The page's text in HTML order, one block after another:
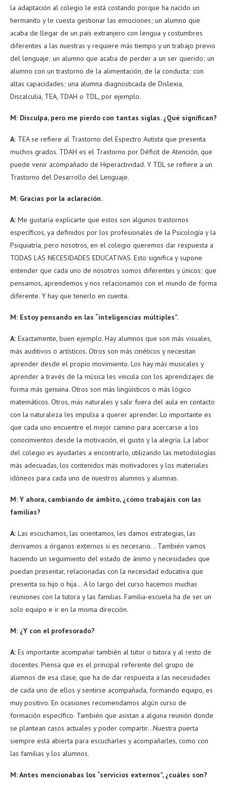
la adaptación al colegio le está costando porque ha nacido un
hermanito y le cuesta gestionar las emociones; un alumno que
acaba de llegar de un país extranjero con lengua y costumbres
diferentes a las nuestras y requiere más tiempo y un trabajo previo
del lenguaje; un alumno que acaba de perder a un ser querido; un
alumno con un trastorno de la alimentación, de la conducta; con
altas capacidades; una alumna diagnosticada de Dislexia,
Discalculia, TEA, TDAH o TDL, por ejemplo.
M: Disculpa, pero me pierdo con tantas siglas. ¿Qué significan?
A: TEA se refiere al Trastorno del Espectro Autista que presenta
muchos grados. TDAH es el Trastorno por Déficit de Atención, que
puede venir acompañado de Hiperactividad. Y TDL se refiere a un
Trastorno del Desarrollo del Lenguaje.
M: Gracias por la aclaración.
A: Me gustaría explicarte que estos son algunos trastornos
específicos, ya definidos por los profesionales de la Psicología y la
Psiquiatría, pero nosotros, en el colegio queremos dar respuesta a
TODAS LAS NECESIDADES EDUCATIVAS. Esto significa y supone
entender que cada uno de nosotros somos diferentes y únicos; que
pensamos, aprendemos y nos relacionamos con el mundo de forma
diferente. Y hay que tenerlo en cuenta.
M: Estoy pensando en las “inteligencias múltiples”.
A: Exactamente, buen ejemplo. Hay alumnos que son más visuales,
más auditivos o artísticos. Otros son más cinéticos y necesitan
aprender desde el propio movimiento. Los hay más musicales y
aprender a través de la música les vincula con los aprendizajes de
forma más genuina. Otros son más lingüísticos o más lógico
matemáticos. Otros, más naturales y salir fuera del aula en contacto
con la naturaleza les impulsa a querer aprender. Lo importante es
que cada uno encuentre el mejor camino para acercarse a los
conocimientos desde la motivación, el gusto y la alegría. La labor
del colegio es ayudarles a encontrarlo, utilizando las metodologías
más adecuadas, los contenidos más motivadores y los materiales
idóneos para cada uno de nuestros alumnos y alumnas.
M: Y ahora, cambiando de ámbito, ¿cómo trabajáis con las
familias?
A: Las escuchamos, las orientamos, les damos estrategias, las
derivamos a órganos externos si es necesario… También vamos
haciendo un seguimiento del estado de ánimo y necesidades que
puedan presentar, relacionadas con la necesidad educativa que
presenta su hijo o hija… A lo largo del curso hacemos muchas
reuniones con la tutora y las familias. Familia-escuela ha de ser un
solo equipo e ir en la misma dirección.
M: ¿Y con el profesorado?
A: Es importante acompañar también al tutor o tutora y al resto de
docentes. Piensa que es el principal referente del grupo de
alumnos de esa clase, que ha de dar respuesta a las necesidades
de cada uno de ellos y sentirse acompañada, formando equipo, es
muy positivo. En ocasiones recomendamos algún curso de
formación específico. También que asistan a alguna reunión donde
se plantean casos actuales y poder compartir…Nuestra puerta
siempre está abierta para escucharles y acompañarles, como con
las familias y los alumnos.
M: Antes mencionabas los “servicios externos”, ¿cuáles son?